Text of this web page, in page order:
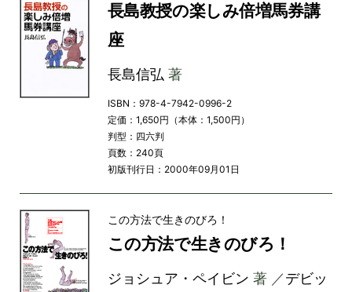
長島教授の楽しみ倍増馬券講
座
長島信弘 著
ISBN：978-4-7942-0996-2
定価：1,650円（本体：1,500円）
判型：四六判
頁数：240頁
初版刊行日：2000年09月01日
この方法で生きのびろ！
この方法で生きのびろ！
ジョシュア・ペイビン 著 ／デビッ